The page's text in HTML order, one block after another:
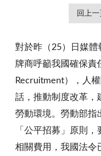
回上一
對於昨（25）日媒
牌商呼籲我國確保責
Recruitment），人
話，推動制度改革，
勞動環境。勞動部指
「公平招募」原則
相關費用，我國法令